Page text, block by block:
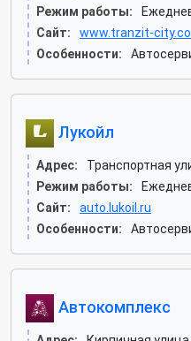
Режим работы:
Сайт:
www.tranzit-
Особенности:
Лукойл
Адрес:
Транспортная
Режим работы:
Сайт:
auto.lukoil.ru
Особенности:
Автокомплекс